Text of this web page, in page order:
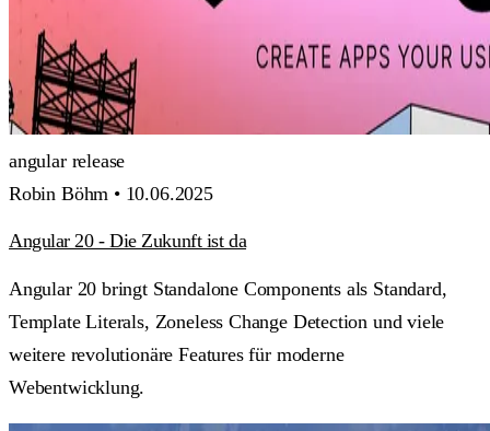
angular release
Robin Böhm • 10.06.2025
Angular 20 - Die Zukunft ist da
Angular 20 bringt Standalone Components als Standard,
Template Literals, Zoneless Change Detection und viele
weitere revolutionäre Features für moderne
Webentwicklung.